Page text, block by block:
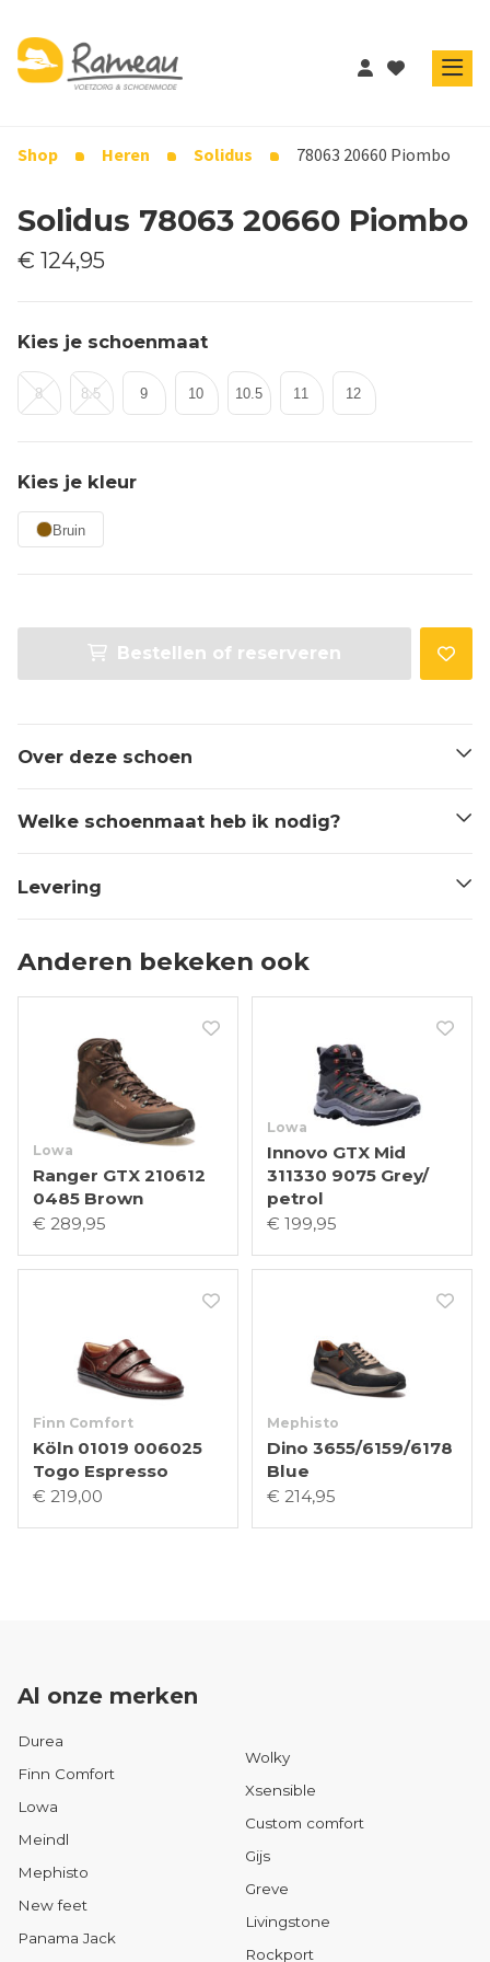
Shop Heren Solidus 78063 20660 Piombo
Solidus 78063 20660 Piombo
€ 124,95
Kies je schoenmaat
8 8.5 9 10 10.5 11 12
Kies je kleur
Bruin
Bestellen of reserveren
Over deze schoen
Welke schoenmaat heb ik nodig?
Levering
Anderen bekeken ook
Lowa
Ranger GTX 210612
0485 Brown
€ 289,95
Lowa
Innovo GTX Mid
311330 9075 Grey/
petrol
€ 199,95
Finn Comfort
Köln 01019 006025
Togo Espresso
€ 219,00
Mephisto
Dino 3655/6159/6178
Blue
€ 214,95
Al onze merken
Durea
Finn Comfort
Lowa
Meindl
Mephisto
New feet
Panama Jack
Wolky
Xsensible
Custom comfort
Gijs
Greve
Livingstone
Rockport